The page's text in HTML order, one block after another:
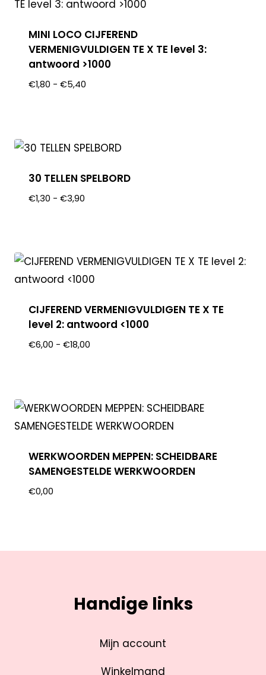
MINI LOCO CIJFEREND
VERMENIGVULDIGEN TE X TE level 3:
antwoord >1000
€1,80 - €5,40
30 TELLEN SPELBORD
€1,30 - €3,90
CIJFEREND VERMENIGVULDIGEN TE X TE
level 2: antwoord <1000
€6,00 - €18,00
WERKWOORDEN MEPPEN: SCHEIDBARE
SAMENGESTELDE WERKWOORDEN
€0,00
Handige links
Mijn account
Winkelmand